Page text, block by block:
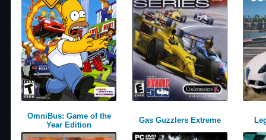
OmniBus: Game of the
Year Edition
Gas Guzzlers Extreme